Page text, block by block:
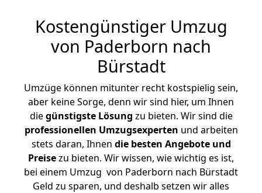
Kostengünstiger Umzug
von Paderborn nach
Bürstadt
Umzüge können mitunter recht kostspielig sein,
aber keine Sorge, denn wir sind hier, um Ihnen
diegünstigste Lösung zu bieten. Wir sind die
professionellen Umzugsexperten und arbeiten
stets daran, Ihnen die besten Angebote und
Preisezu bieten. Wir wissen, wie wichtig es ist,
bei einem Umzug von Paderborn nach Bürstadt
Geld zu sparen, und deshalb setzen wir alles